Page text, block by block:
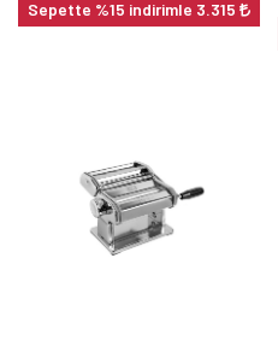
Sepette %15 indirimle 3.315